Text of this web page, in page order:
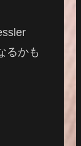
るかも